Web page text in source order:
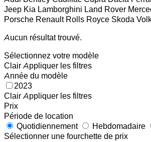
Jeep Kia Lamborghini Land Rover
Porsche Renault Rolls Royce Skoda
Aucun résultat trouvé.
Sélectionnez votre modèle
Clair Appliquer les filtres
Année du modèle
2023
Clair Appliquer les filtres
Prix
Période de location
Quotidiennement
Hebdomadaire
Sélectionner une fourchette de prix